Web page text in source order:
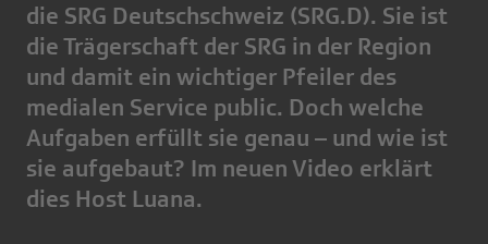
die SRG Deutschschweiz (SRG.D). Sie ist
die Trägerschaft der SRG in der Region
und damit ein wichtiger Pfeiler des
medialen Service public. Doch welche
Aufgaben erfüllt sie genau – und wie ist
sie aufgebaut? Im neuen Video erklärt
dies Host Luana.